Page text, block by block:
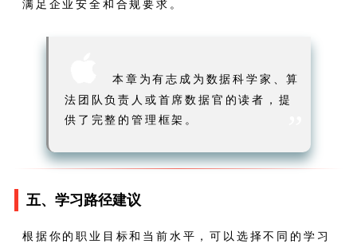
满足企业安全和合规要求。
本章为有志成为数据科学家、算
法团队负责人或首席数据官的读者，提
供了完整的管理框架。
五、学习路径建议
根据你的职业目标和当前水平，可以选择不同的学习